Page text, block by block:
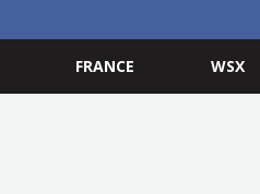
FRANCE WSX